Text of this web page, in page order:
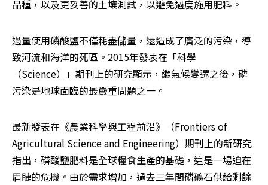
品種，以及更妥善的土壤測試，以避免過度施用肥料。
過量使用磷酸鹽不僅耗盡儲量，還造成了廣泛的污染，導
致河流和海洋的死區。2015年發表在「科學
（Science）」期刊上的研究顯示，繼氣候變遷之後，磷
污染是地球面臨的最嚴重問題之一。
最新發表在《農業科學與工程前沿》（Frontiers of
Agricultural Science and Engineering）期刊上的新研究
指出，磷酸鹽肥料是全球糧食生產的基礎，這是一場迫在
眉睫的危機。由於需求增加，過去三年間磷礦石供給剩餘